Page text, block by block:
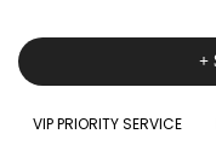
+
VIP PRIORITY SERVICE